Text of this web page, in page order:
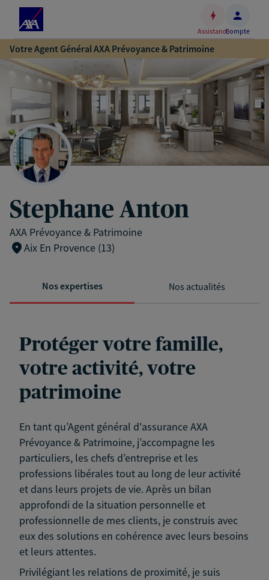
Accéder
au
contenu
principal
Accéder
au
pied
de
AssistanceCompte
Votre Agent Général AXA Prévoyance & Patrimoine
Stephane Anton
AXA Prévoyance & Patrimoine
Aix En Provence (13)
Nos expertises Nos actualités
Protéger votre famille,
votre activité, votre
patrimoine
En tant qu’Agent général d'assurance AXA
Prévoyance & Patrimoine, j’accompagne les
particuliers, les chefs d’entreprise et les
professions libérales tout au long de leur activité
et dans leurs projets de vie. Après un bilan
approfondi de la situation personnelle et
professionnelle de mes clients, je construis avec
eux des solutions en cohérence avec leurs besoins
et leurs attentes.
Privilégiant les relations de proximité, je suis